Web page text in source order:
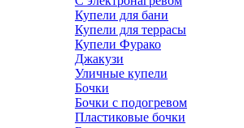
Купели для бани
Купели для террасы
Купели Фурако
Джакузи
Уличные купели
Бочки
Бочки с подогревом
Пластиковые бочки